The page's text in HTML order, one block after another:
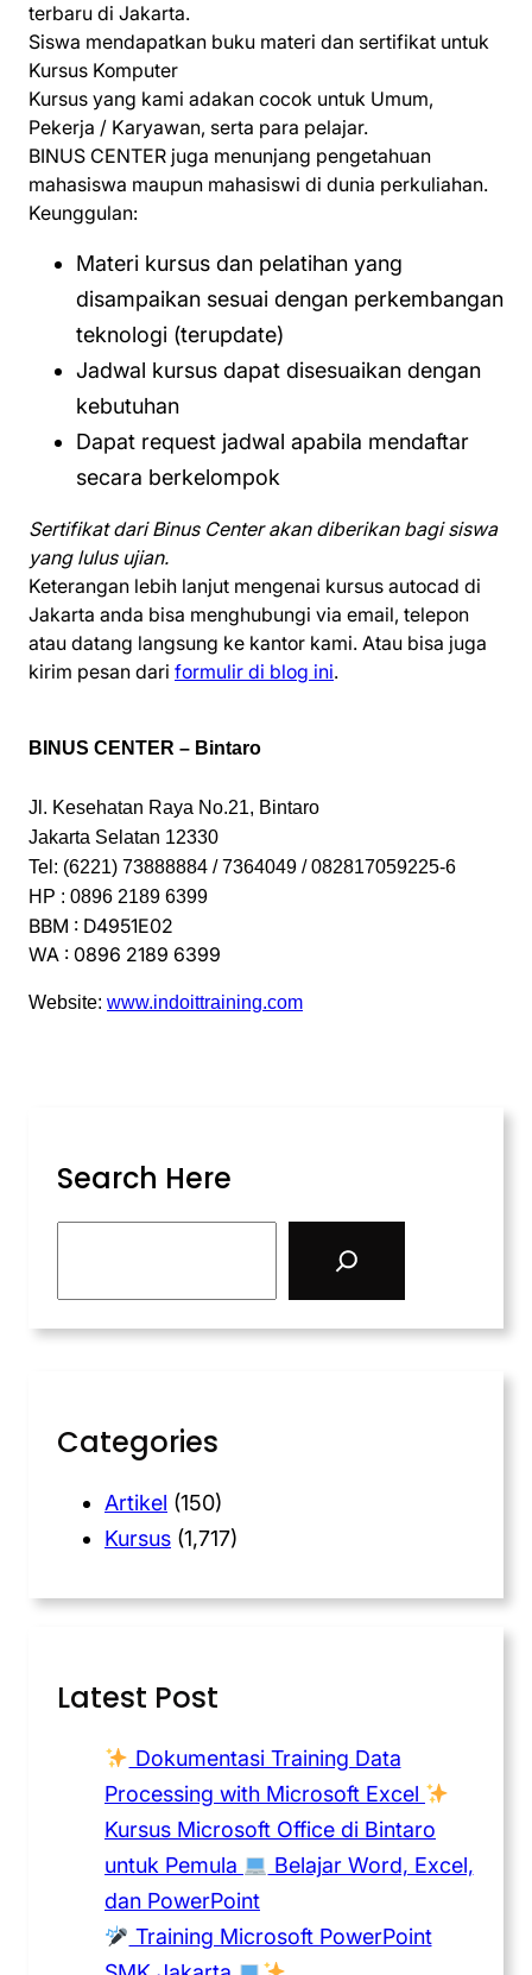
terbaru di Jakarta.
Siswa mendapatkan buku materi dan sertifikat untuk
Kursus Komputer
Kursus yang kami adakan cocok untuk Umum,
Pekerja / Karyawan, serta para pelajar.
BINUS CENTER juga menunjang pengetahuan
mahasiswa maupun mahasiswi di dunia perkuliahan.
Keunggulan:
Materi kursus dan pelatihan yang
disampaikan sesuai dengan perkembangan
teknologi (terupdate)
Jadwal kursus dapat disesuaikan dengan
kebutuhan
Dapat request jadwal apabila mendaftar
secara berkelompok
Sertifikat dari Binus Center akan diberikan bagi siswa
yang lulus ujian.
Keterangan lebih lanjut mengenai kursus autocad di
Jakarta anda bisa menghubungi via email, telepon
atau datang langsung ke kantor kami. Atau bisa juga
kirim pesan dari formulir di blog ini.
BINUS CENTER – Bintaro
Jl. Kesehatan Raya No.21, Bintaro
Jakarta Selatan 12330
Tel: (6221) 73888884 / 7364049 / 082817059225-6
HP : 0896 2189 6399
BBM : D4951E02
WA : 0896 2189 6399
Website: www.indoittraining.com
Search Here
Categories
Artikel (150)
Kursus (1,717)
Latest Post
Dokumentasi Training Data
Processing with Microsoft Excel
Kursus Microsoft Office di Bintaro
untuk Pemula
Belajar Word, Excel,
dan PowerPoint
Training Microsoft PowerPoint